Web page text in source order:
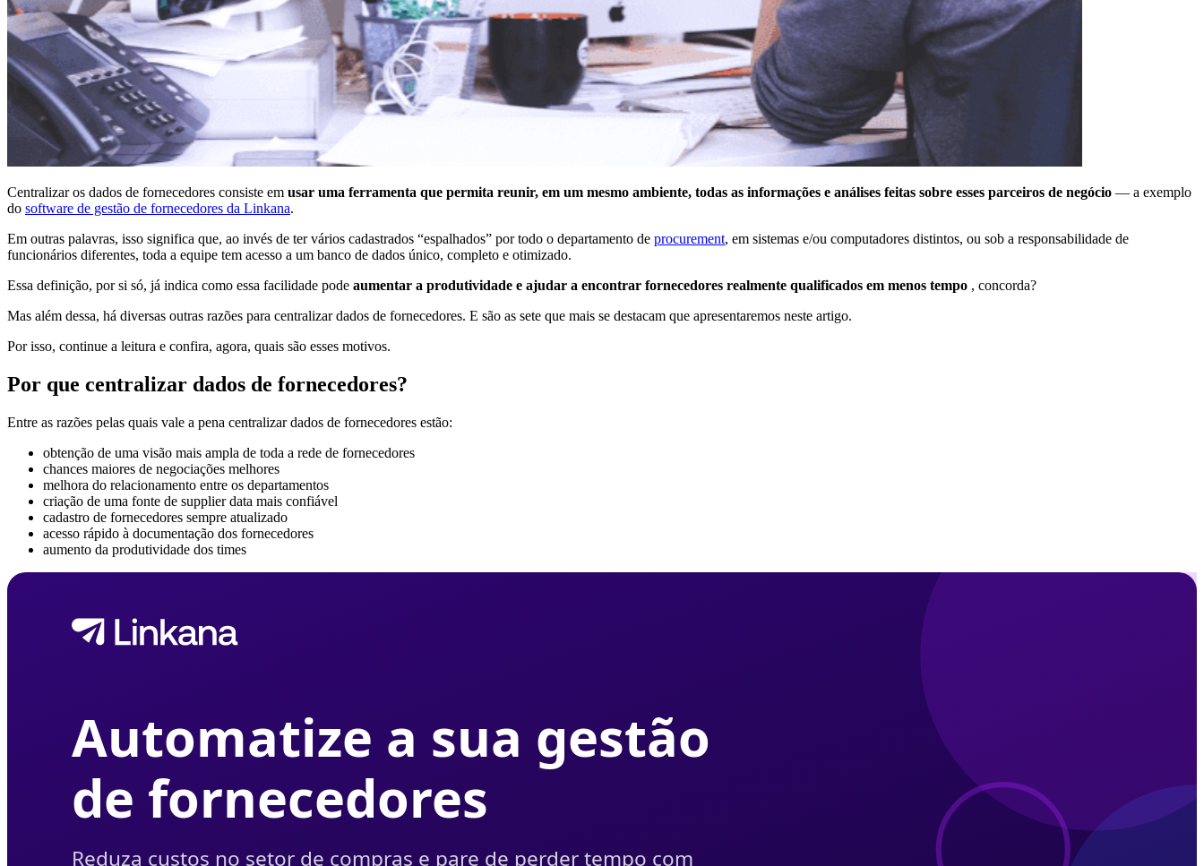
Centralizar os dados de fornecedores consiste em usar uma ferramenta que permita reunir, em um mesmo ambiente, todas as informações e análises feitas sobre esses parceiros de negócio — a exemplo
do software de gestão de fornecedores da Linkana.
Em outras palavras, isso significa que, ao invés de ter vários cadastrados “espalhados” por todo o departamento de procurement, em sistemas e/ou computadores distintos, ou sob a responsabilidade de
funcionários diferentes, toda a equipe tem acesso a um banco de dados único, completo e otimizado.
Essa definição, por si só, já indica como essa facilidade pode aumentar a produtividade e ajudar a encontrar fornecedores realmente qualificados em menos tempo , concorda?
Mas além dessa, há diversas outras razões para centralizar dados de fornecedores. E são as sete que mais se destacam que apresentaremos neste artigo.
Por isso, continue a leitura e confira, agora, quais são esses motivos.
Por que centralizar dados de fornecedores?
Entre as razões pelas quais vale a pena centralizar dados de fornecedores estão:
obtenção de uma visão mais ampla de toda a rede de fornecedores
chances maiores de negociações melhores
melhora do relacionamento entre os departamentos
criação de uma fonte de supplier data mais confiável
cadastro de fornecedores sempre atualizado
acesso rápido à documentação dos fornecedores
aumento da produtividade dos times